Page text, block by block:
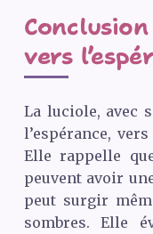
vers
La luciole, avec
l’espérance,
Elle rappelle
peuvent avoir
peut surgir
sombres. Elle